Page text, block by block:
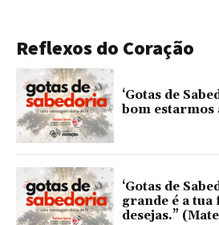
Reflexos do Coração
‘Gotas de
bom estarmos
‘Gotas de
grande é a tua
desejas.”